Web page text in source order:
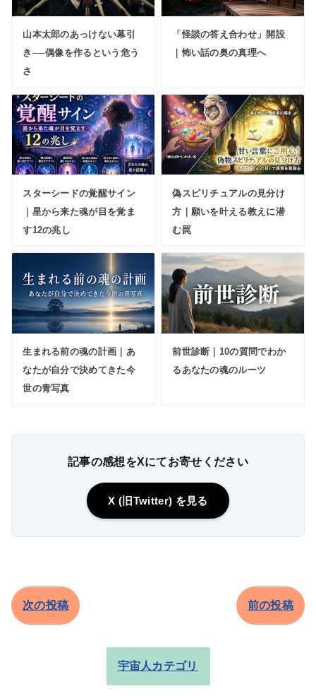
山本太郎のあっけない幕引
き──偶像を作るという危う
さ
「怪談の答え合わせ」開設
｜怖い話の奥の真理へ
スターシードの覚醒サイン
｜星から来た魂が目を覚ま
す12の兆し
偽スピリチュアルの見分け
方｜願いを叶える教えに潜
む罠
生まれる前の魂の計画｜あ
なたが自分で決めてきた今
世の青写真
前世診断｜10の質問でわか
るあなたの魂のルーツ
記事の感想をXにてお寄せください
X (旧Twitter) を見る
次の投稿 前の投稿
宇宙人カテゴリ